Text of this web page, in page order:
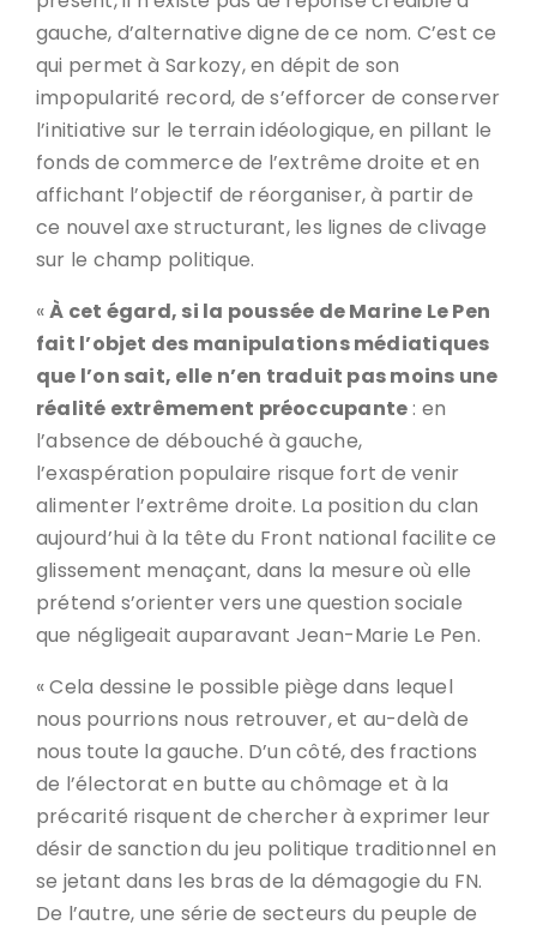
gauche, d’alternative digne de ce nom. C’est ce
qui permet à Sarkozy, en dépit de son
impopularité record, de s’efforcer de conserver
l’initiative sur le terrain idéologique, en pillant le
fonds de commerce de l’extrême droite et en
affichant l’objectif de réorganiser, à partir de
ce nouvel axe structurant, les lignes de clivage
sur le champ politique.
«À cet égard, si la poussée de Marine Le Pen
fait l’objet des manipulations médiatiques
que l’on sait, elle n’en traduit pas moins une
réalité extrêmement préoccupante : en
l’absence de débouché à gauche,
l’exaspération populaire risque fort de venir
alimenter l’extrême droite. La position du clan
aujourd’hui à la tête du Front national facilite ce
glissement menaçant, dans la mesure où elle
prétend s’orienter vers une question sociale
que négligeait auparavant Jean-Marie Le Pen.
« Cela dessine le possible piège dans lequel
nous pourrions nous retrouver, et au-delà de
nous toute la gauche. D’un côté, des fractions
de l’électorat en butte au chômage et à la
précarité risquent de chercher à exprimer leur
désir de sanction du jeu politique traditionnel en
se jetant dans les bras de la démagogie du FN.
De l’autre, une série de secteurs du peuple de